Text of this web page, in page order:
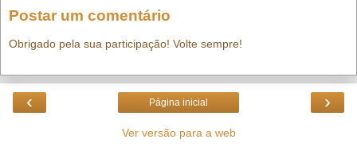
Postar um comentário
Obrigado pela sua participação! Volte sempre!
‹ ›
Página inicial
Ver versão para a web